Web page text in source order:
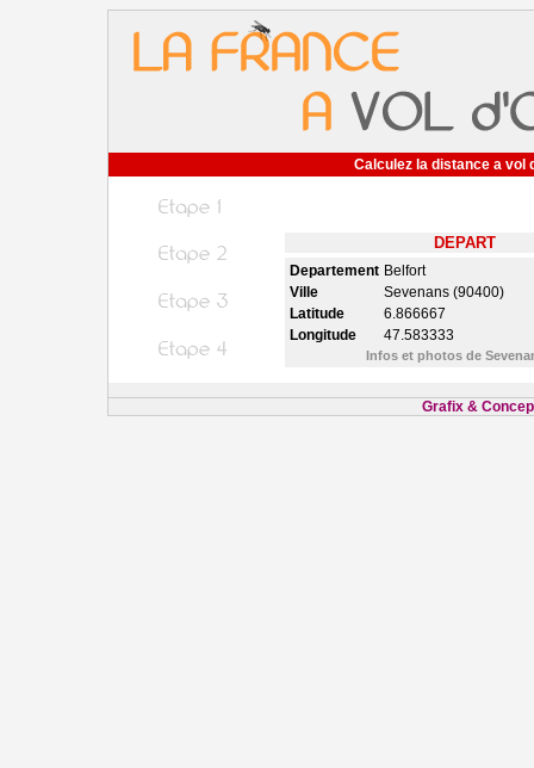
Calculez la distance a vol
DEPART
Departement Belfort
Ville
Sevenans (90400)
Latitude
6.866667
Longitude
47.583333
Infos et photos de
Grafix &